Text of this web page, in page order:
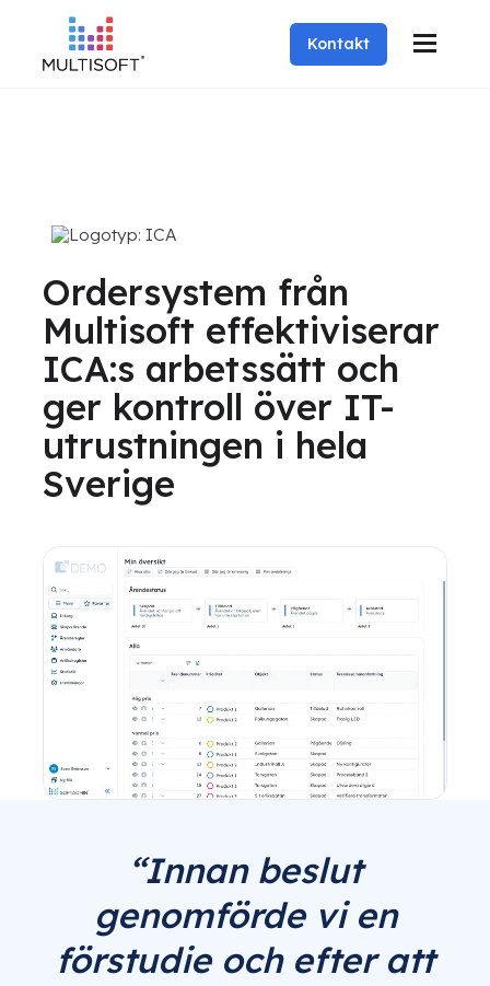
Kontakt
Ordersystem från
Multisoft effektiviserar
ICA:s arbetssätt och
ger kontroll över IT-
utrustningen i hela
Sverige
“Innan beslut
genomförde vi en
förstudie och efter att